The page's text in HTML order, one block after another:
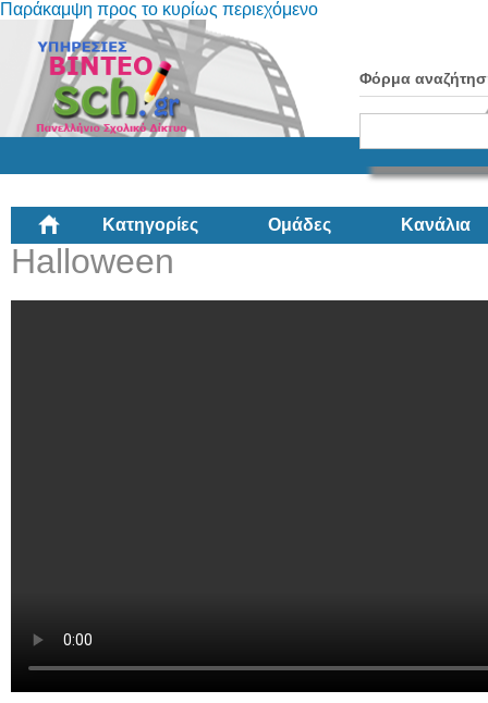
Παράκαμψη προς το κυρίως περιεχόμενο
Φόρμα
Κατηγορίες Ομάδες Κανάλια
Halloween